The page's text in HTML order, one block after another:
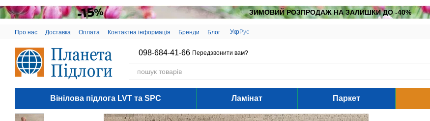
Перейти до основного контенту
ЗИМОВИЙ РОЗПРОДАЖ НА ЗАЛИШКИ ДО -40%
Про нас Доставка Оплата Контактна інформація Бренди Блог УкрРус
098-684-41-66 Передзвонити вам?
Вінілова підлога LVT та SPC Ламінат Паркет